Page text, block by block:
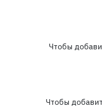
Чтобы
Чтобы